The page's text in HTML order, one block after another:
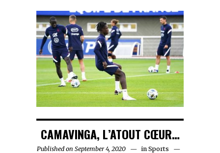
CAMAVINGA, L’ATOUT CŒUR…
Published on September 4, 2020 September
in Sports